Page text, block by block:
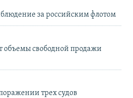
за российским флотом
объемы свободной продажи
трех судов